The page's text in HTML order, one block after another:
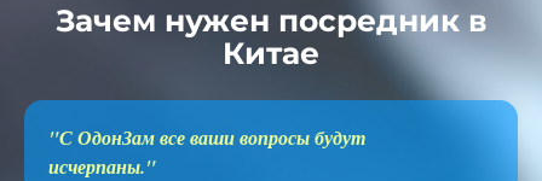
Зачем нужен посредник в
Китае
"С ОдонЗам все ваши вопросы будут
исчерпаны."